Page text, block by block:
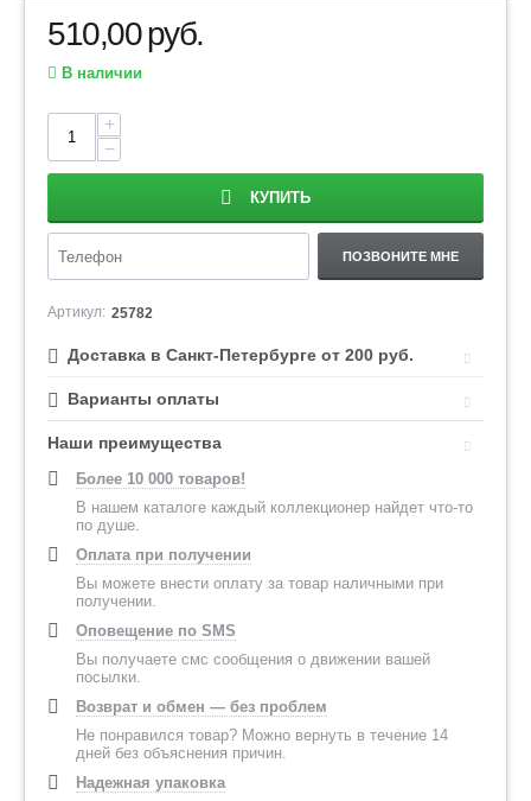
510,00руб.
В наличии
+
−
КУПИТЬ
ПОЗВОНИТЕ МНЕ
Артикул: 25782
Доставка в Санкт-Петербурге от 200 руб.
Варианты оплаты
Наши преимущества
Более 10 000 товаров!
В нашем каталоге каждый коллекционер найдет что-то
по душе.
Оплата при получении
Вы можете внести оплату за товар наличными при
получении.
Оповещение по SMS
Вы получаете смс сообщения о движении вашей
посылки.
Возврат и обмен — без проблем
Не понравился товар? Можно вернуть в течение 14
дней без объяснения причин.
Надежная упаковка